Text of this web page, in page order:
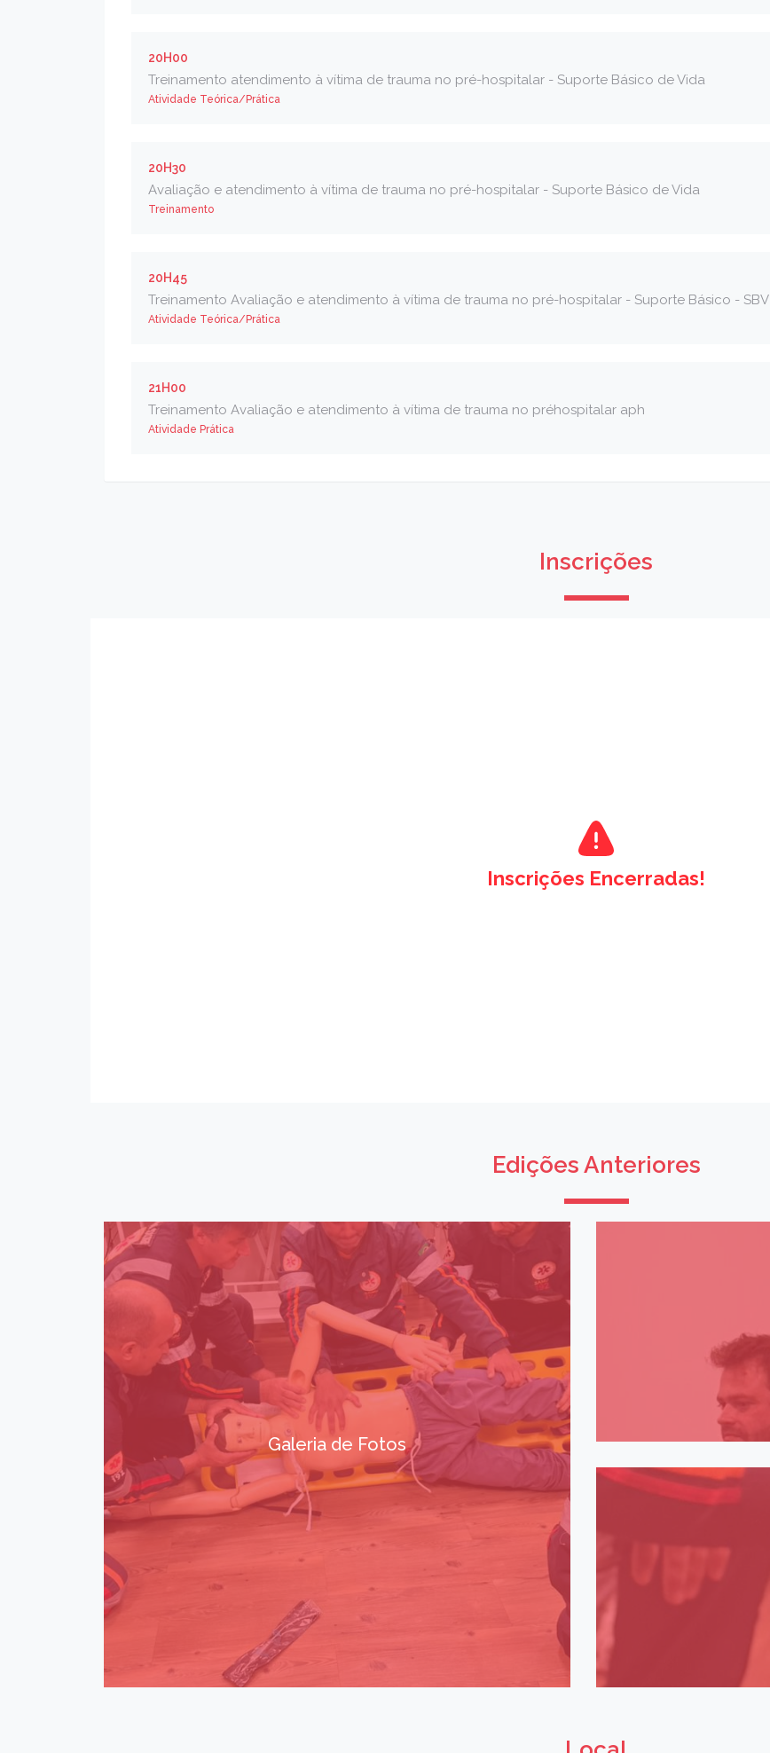
20H00
Treinamento atendimento à vítima de trauma no pré-hospitalar - Suporte Básico de Vida
Atividade Teórica/Prática
20H30
Avaliação e atendimento à vítima de trauma no pré-hospitalar - Suporte Básico de Vida
Treinamento
20H45
Treinamento Avaliação e atendimento à vítima de trauma no pré-hospitalar - Suporte Básico - SBV
Atividade Teórica/Prática
21H00
Treinamento Avaliação e atendimento à vítima de trauma no préhospitalar aph
Atividade Prática
Inscrições
Inscrições Encerradas!
Edições Anteriores
Galeria de Fotos